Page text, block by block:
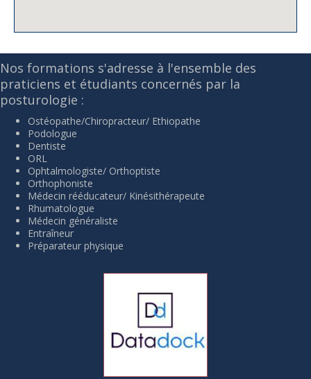
Nos formations s'adresse à l'ensemble des
praticiens et étudiants concernés par la
posturologie :
Ostéopathe/Chiropracteur/ Ethiopathe
Podologue
Dentiste
ORL
Ophtalmologiste/ Orthoptiste
Orthophoniste
Médecin rééducateur/ Kinésithérapeute
Rhumatologue
Médecin généraliste
Entraîneur
Préparateur physique